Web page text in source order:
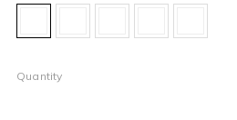
Quantity